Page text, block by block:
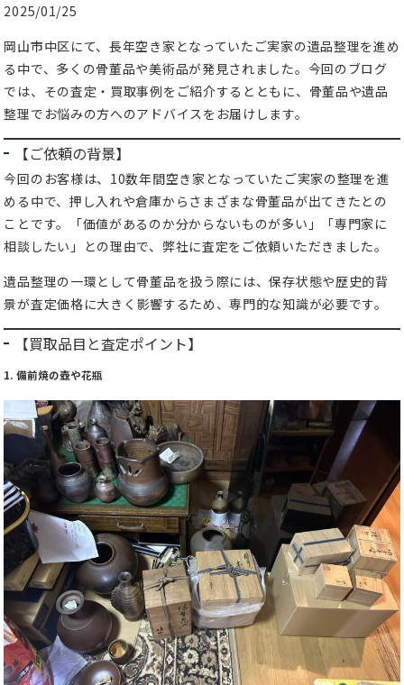
2025/01/25
岡山市中区にて、長年空き家となっていたご実家の遺品整理を進め
る中で、多くの骨董品や美術品が発見されました。今回のブログ
では、その査定・買取事例をご紹介するとともに、骨董品や遺品
整理でお悩みの方へのアドバイスをお届けします。
【ご依頼の背景】
今回のお客様は、10数年間空き家となっていたご実家の整理を進
める中で、押し入れや倉庫からさまざまな骨董品が出てきたとの
ことです。「価値があるのか分からないものが多い」「専門家に
相談したい」との理由で、弊社に査定をご依頼いただきました。
遺品整理の一環として骨董品を扱う際には、保存状態や歴史的背
景が査定価格に大きく影響するため、専門的な知識が必要です。
【買取品目と査定ポイント】
1. 備前焼の壺や花瓶